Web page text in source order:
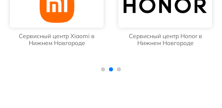
Сервисный центр Xiaomi в
Нижнем Новгороде
Сервисный центр Honor в
Нижнем Новгороде